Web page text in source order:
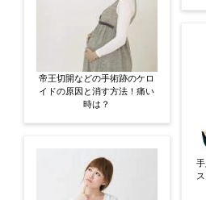
帝王切開などの手術跡のケロ
イドの原因と消す方法！痛い
時は？